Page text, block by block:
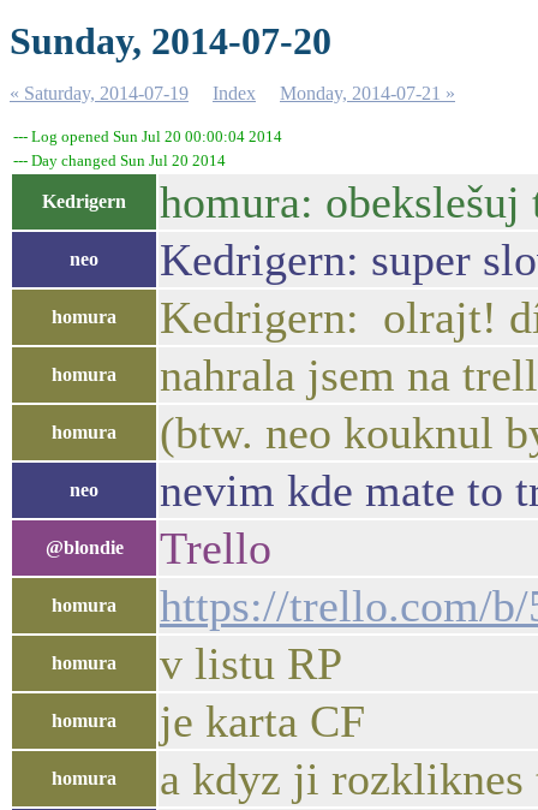
Sunday, 2014-07-20
« Saturday, 2014-07-19 Index Monday, 2014-07-21 »
--- Log opened Sun Jul 20 00:00:04 2014
--- Day changed Sun Jul 20 2014
Kedrigern homura: obekslešuj
neo Kedrigern: super
homura Kedrigern: olrajt!
homura nahrala jsem na
homura (btw. neo kouknul
neo nevim kde mate to
@blondie Trello
homura https://trello.com/
homura v listu RP
homura je karta CF
homura a kdyz ji rozkliknes